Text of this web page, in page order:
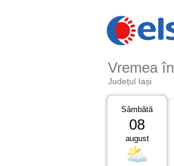
Vremea în
Județul Iași
Sâmbătă
08
august